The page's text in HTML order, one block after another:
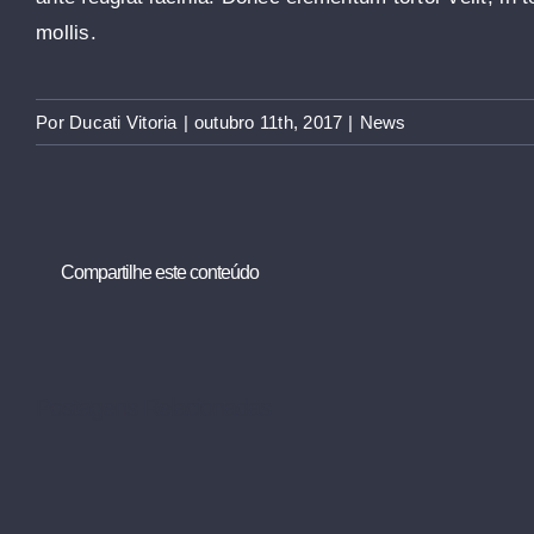
mollis.
Por Ducati Vitoria | outubro 11th, 2017 | News
Compartilhe este conteúdo